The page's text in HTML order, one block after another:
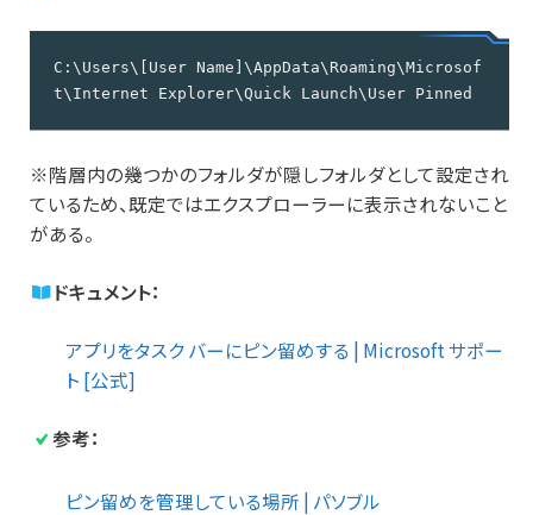
C:\Users\[User Name]\AppData\Roaming\Microsof
t\Internet Explorer\Quick Launch\User Pinned
※階層内の幾つかのフォルダが隠しフォルダとして設定され
ているため、既定ではエクスプローラーに表示されないこと
がある。
ドキュメント：
アプリをタスク バーにピン留めする | Microsoft サポー
ト [公式]
参考：
ピン留めを管理している場所 | パソブル